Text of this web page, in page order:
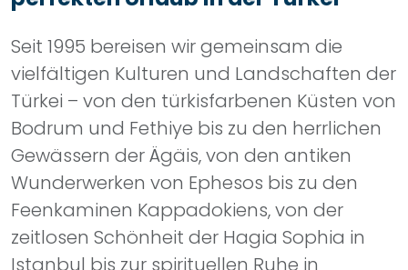
Seit 1995 bereisen wir gemeinsam die
vielfältigen Kulturen und Landschaften der
Türkei – von den türkisfarbenen Küsten von
Bodrum und Fethiye bis zu den herrlichen
Gewässern der Ägäis, von den antiken
Wunderwerken von Ephesos bis zu den
Feenkaminen Kappadokiens, von der
zeitlosen Schönheit der Hagia Sophia in
Istanbul bis zur spirituellen Ruhe in
Mevlanas Konya.